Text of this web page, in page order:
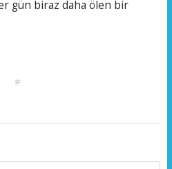
gün biraz daha ölen bir
#